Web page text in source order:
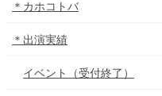
＊カホコトバ
＊出演実績
イベント（受付終了）